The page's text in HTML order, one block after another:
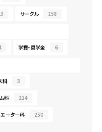
サークル 158
学費・奨学金 6
科 3
科 214
ーター科 250